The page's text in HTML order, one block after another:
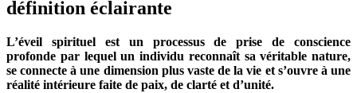
définition éclairante
L’éveil spirituel est un processus de prise de conscience
profonde par lequel un individu reconnaît sa véritable nature,
se connecte à une dimension plus vaste de la vie et s’ouvre à une
réalité intérieure faite de paix, de clarté et d’unité.